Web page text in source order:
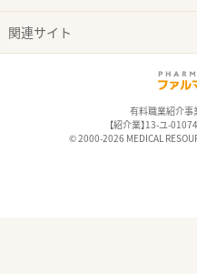
関連サイト
有料職業紹介事
【紹介業】13-ユ-
© 2000-2026 MEDICAL